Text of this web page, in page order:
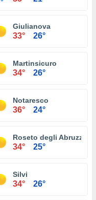
Giulianova
33° 26°
Martinsicuro
34° 26°
Notaresco
36° 24°
Roseto degli Abruzzi
34° 25°
Silvi
34° 26°